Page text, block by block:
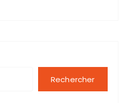
Rechercher